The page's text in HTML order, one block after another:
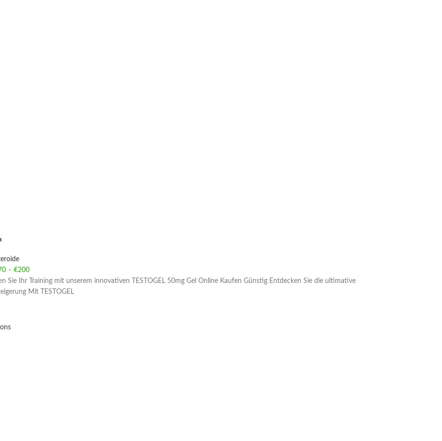
– €200Price range: €70 through €200
Sie Ihr Training mit unserem innovativen TESTOGEL 50mg Gel Online Kaufen Günstig Entdecken Sie die ultimative
Mit TESTOGEL